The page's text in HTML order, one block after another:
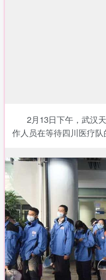
2月13日下午，武汉
作人员在等待四川医疗队